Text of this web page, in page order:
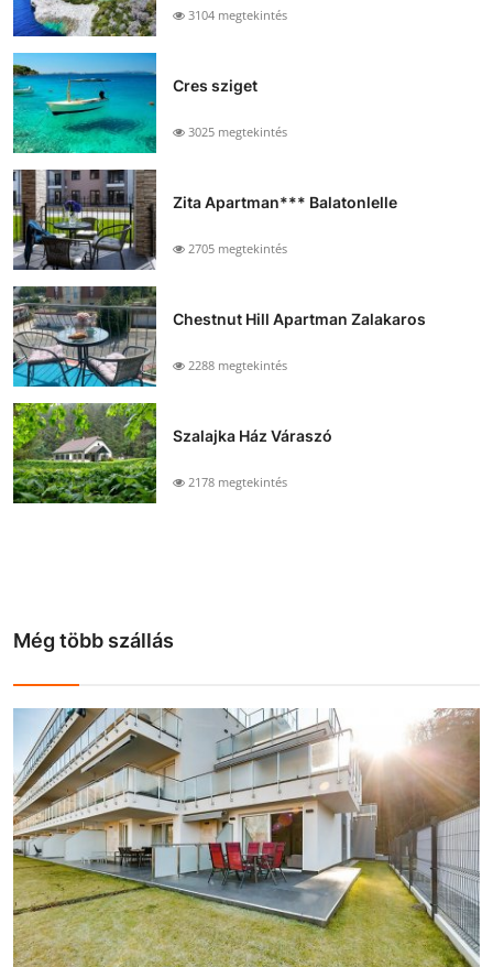
3104 megtekintés
Cres sziget
3025 megtekintés
Zita Apartman*** Balatonlelle
2705 megtekintés
Chestnut Hill Apartman Zalakaros
2288 megtekintés
Szalajka Ház Váraszó
2178 megtekintés
Még több szállás